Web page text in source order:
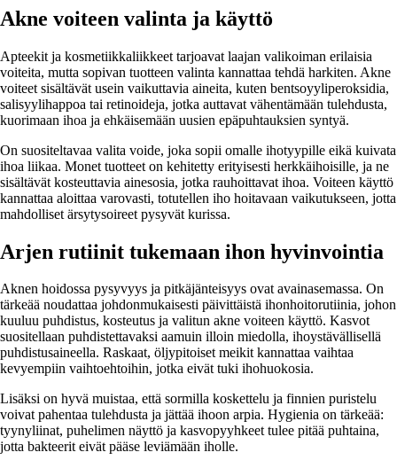
Akne voiteen valinta ja käyttö
Apteekit ja kosmetiikkaliikkeet tarjoavat laajan valikoiman erilaisia
voiteita, mutta sopivan tuotteen valinta kannattaa tehdä harkiten. Akne
voiteet sisältävät usein vaikuttavia aineita, kuten bentsoyyliperoksidia,
salisyylihappoa tai retinoideja, jotka auttavat vähentämään tulehdusta,
kuorimaan ihoa ja ehkäisemään uusien epäpuhtauksien syntyä. ​
On suositeltavaa valita voide, joka sopii omalle ihotyypille eikä kuivata
ihoa liikaa. Monet tuotteet on kehitetty erityisesti herkkäihoisille, ja ne
sisältävät kosteuttavia ainesosia, jotka rauhoittavat ihoa. Voiteen käyttö
kannattaa aloittaa varovasti, totutellen iho hoitavaan vaikutukseen, jotta
mahdolliset ärsytysoireet pysyvät kurissa.
Arjen rutiinit tukemaan ihon hyvinvointia
Aknen hoidossa pysyvyys ja pitkäjänteisyys ovat avainasemassa. On
tärkeää noudattaa johdonmukaisesti päivittäistä ihonhoitorutiinia, johon
kuuluu puhdistus, kosteutus ja valitun akne voiteen käyttö. Kasvot
suositellaan puhdistettavaksi aamuin illoin miedolla, ihoystävällisellä
puhdistusaineella. Raskaat, öljypitoiset meikit kannattaa vaihtaa
kevyempiin vaihtoehtoihin, jotka eivät tuki ihohuokosia.
Lisäksi on hyvä muistaa, että sormilla koskettelu ja finnien puristelu
voivat pahentaa tulehdusta ja jättää ihoon arpia. Hygienia on tärkeää:
tyynyliinat, puhelimen näyttö ja kasvopyyhkeet tulee pitää puhtaina,
jotta bakteerit eivät pääse leviämään iholle.